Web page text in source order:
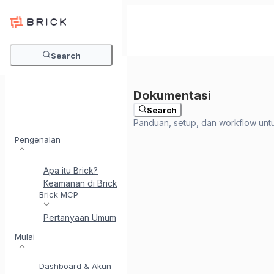
Search
Search
Pengenalan
Apa itu Brick?
Keamanan di Brick
Brick MCP
Pertanyaan Umum
Mulai
Dashboard & Akun